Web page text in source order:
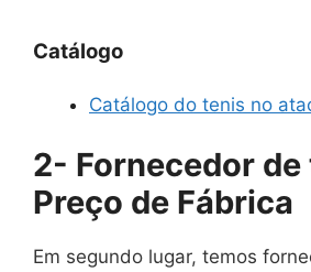
Catálogo
Catálogo do tenis no
2- Fornecedor de
Preço de Fábrica
Em segundo lugar, temos